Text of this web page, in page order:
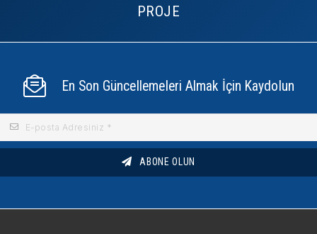
PROJE
En Son Güncellemeleri Almak İçin Kaydolun
ABONE OLUN